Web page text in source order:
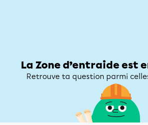
La Zone d’entraide est
Retrouve ta question parmi